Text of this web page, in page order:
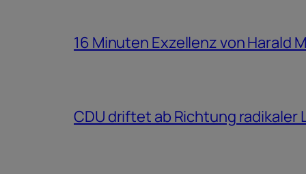
16 Minuten Exzellenz von Harald
CDU driftet ab Richtung radikaler